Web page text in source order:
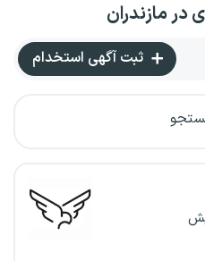
مازندران
ثبت آگهی استخدام